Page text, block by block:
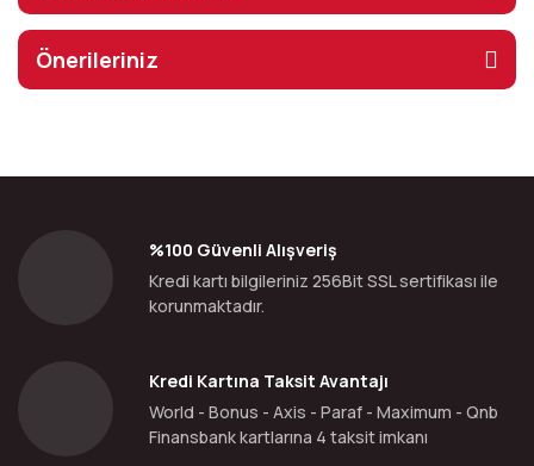
Önerileriniz
%100 Güvenli Alışveriş
Kredi kartı bilgileriniz 256Bit SSL sertifikası ile
korunmaktadır.
Kredi Kartına Taksit Avantajı
World - Bonus - Axis - Paraf - Maximum - Qnb
Finansbank kartlarına 4 taksit imkanı